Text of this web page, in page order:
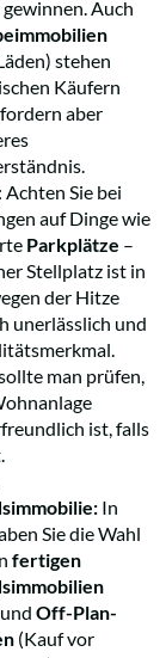
Auch
stehen
Käufern
aber
Sie bei
auf Dinge wie
Parkplätze –
Stellplatz ist in
der Hitze
unerlässlich und
man prüfen,
ist, falls
In
Sie die Wahl
fertigen
Off-Plan-
(Kauf vor